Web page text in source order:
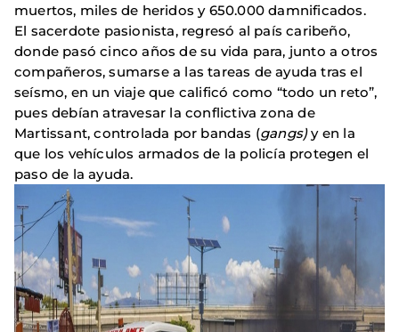
muertos, miles de heridos y 650.000 damnificados.
El sacerdote pasionista, regresó al país caribeño,
donde pasó cinco años de su vida para, junto a otros
compañeros, sumarse a las tareas de ayuda tras el
seísmo, en un viaje que calificó como “todo un reto”,
pues debían atravesar la conflictiva zona de
Martissant, controlada por bandas (gangs)y en la
que los vehículos armados de la policía protegen el
paso de la ayuda.